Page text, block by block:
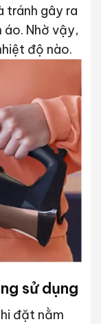
tránh gây ra
Nhờ vậy,
độ nào.
sử dụng
đặt nằm